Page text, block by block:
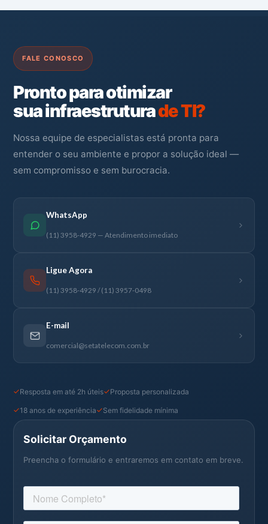
FALE CONOSCO
Pronto para otimizar
sua infraestruturade TI?
Nossa equipe de especialistas está pronta para
entender o seu ambiente e propor a solução ideal —
sem compromisso e sem burocracia.
WhatsApp
(11) 3958-4929 — Atendimento imediato
Ligue Agora
(11) 3958-4929 / (11) 3957-0498
E-mail
comercial@setatelecom.com.br
Resposta em até 2h úteis Proposta personalizada
18 anos de experiência Sem fidelidade mínima
Solicitar Orçamento
Preencha o formulário e entraremos em contato em breve.